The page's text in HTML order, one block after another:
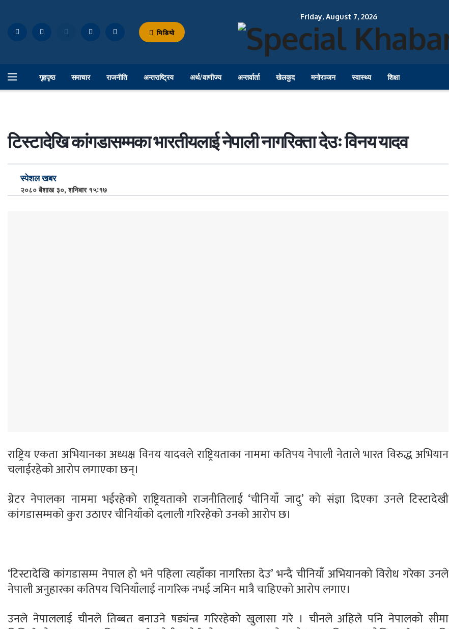
भिडियो
Friday, August 7, 2026
गृहपृष्ठ समाचार राजनीति अन्तराष्ट्रिय अर्थ/वाणीज्य अन्तर्वार्ता खेलकुद मनोरञ्जन स्वास्थ्य शिक्षा
टिस्टादेखि कांगडासम्मका भारतीयलाई नेपाली नागरिक्ता देउः विनय यादव
स्पेशल खबर
२०८० बैशाख ३०, शनिबार १५:१७
राष्ट्रिय एकता अभियानका अध्यक्ष विनय यादवले राष्ट्रियताका नाममा कतिपय नेपाली नेताले भारत विरुद्ध अभियान
चलाईरहेको आरोप लगाएका छन्।
ग्रेटर नेपालका नाममा भईरहेको राष्ट्रियताको राजनीतिलाई ‘चीनियाँ जादु’ को संज्ञा दिएका उनले टिस्टादेखी
कांगडासम्मको कुरा उठाएर चीनियाँको दलाली गरिरहेको उनको आरोप छ।
‘टिस्टादेखि कांगडासम्म नेपाल हो भने पहिला त्यहाँका नागरिक्ता देउ’ भन्दै चीनियाँ अभियानको विरोध गरेका उनले
नेपाली अनुहारका कतिपय चिनियाँलाई नागरिक नभई जमिन मात्रै चाहिएको आरोप लगाए।
उनले नेपाललाई चीनले तिब्बत बनाउने षड्यंन्त्र गरिरहेको खुलासा गरे । चीनले अहिले पनि नेपालको सीमा